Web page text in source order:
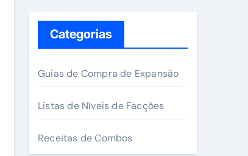
Categorias
Guias de Compra de Expansão
Listas de Níveis de Facções
Receitas de Combos